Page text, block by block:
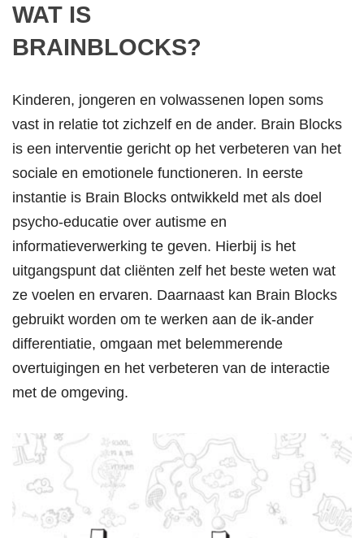
WAT IS
BRAINBLOCKS?
Kinderen, jongeren en volwassenen lopen soms
vast in relatie tot zichzelf en de ander. Brain Blocks
is een interventie gericht op het verbeteren van het
sociale en emotionele functioneren. In eerste
instantie is Brain Blocks ontwikkeld met als doel
psycho-educatie over autisme en
informatieverwerking te geven. Hierbij is het
uitgangspunt dat cliënten zelf het beste weten wat
ze voelen en ervaren. Daarnaast kan Brain Blocks
gebruikt worden om te werken aan de ik-ander
differentiatie, omgaan met belemmerende
overtuigingen en het verbeteren van de interactie
met de omgeving.